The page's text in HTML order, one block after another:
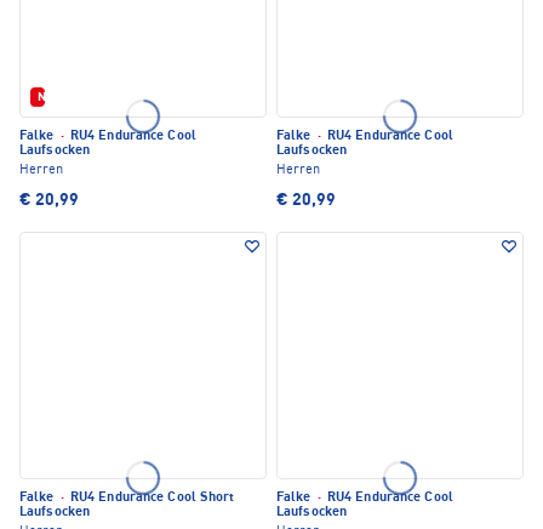
Neu
Falke · RU4 Endurance Cool
Laufsocken
Herren
€ 20,99
Falke · RU4 Endurance Cool
Laufsocken
Herren
€ 20,99
Falke · RU4 Endurance Cool Short
Laufsocken
Falke · RU4 Endurance Cool
Laufsocken